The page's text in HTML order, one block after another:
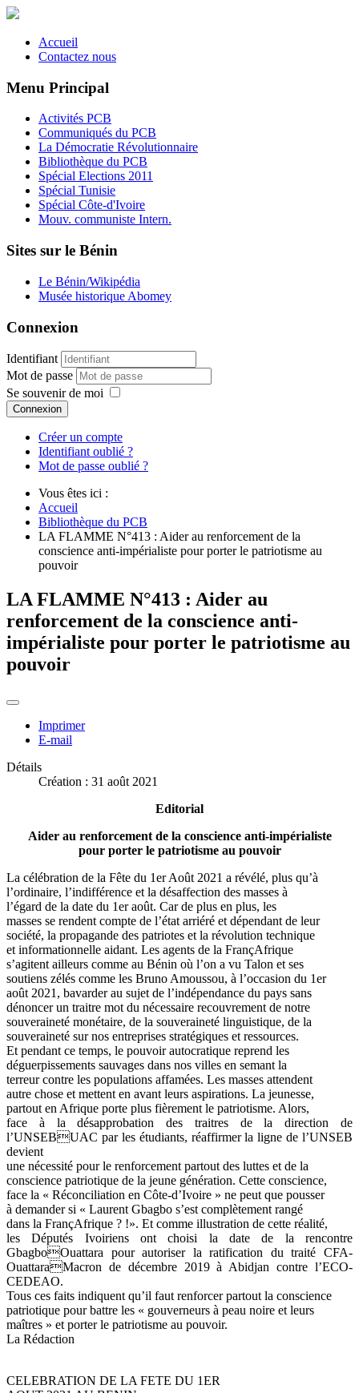
Accueil
Contactez nous
Menu Principal
Activités PCB
Communiqués du PCB
La Démocratie Révolutionnaire
Bibliothèque du PCB
Spécial Elections 2011
Spécial Tunisie
Spécial Côte-d'Ivoire
Mouv. communiste Intern.
Sites sur le Bénin
Le Bénin/Wikipédia
Musée historique Abomey
Connexion
Identifiant
Mot de passe
Se souvenir de moi
Connexion
Créer un compte
Identifiant oublié ?
Mot de passe oublié ?
Vous êtes ici :
Accueil
Bibliothèque du PCB
LA FLAMME N°413 : Aider au renforcement de la
conscience anti-impérialiste pour porter le patriotisme au
pouvoir
LA FLAMME N°413 : Aider au
renforcement de la conscience anti-
impérialiste pour porter le patriotisme au
pouvoir
Imprimer
E-mail
Détails
Création : 31 août 2021
Editorial
Aider au renforcement de la conscience anti-impérialiste
pour porter le patriotisme au pouvoir
La célébration de la Fête du 1er Août 2021 a révélé, plus qu’à
l’ordinaire, l’indifférence et la désaffection des masses à
l’égard de la date du 1er août. Car de plus en plus, les
masses se rendent compte de l’état arriéré et dépendant de leur
société, la propagande des patriotes et la révolution technique
et informationnelle aidant. Les agents de la FrançAfrique
s’agitent ailleurs comme au Bénin où l’on a vu Talon et ses
soutiens zélés comme les Bruno Amoussou, à l’occasion du 1er
août 2021, bavarder au sujet de l’indépendance du pays sans
dénoncer un traitre mot du nécessaire recouvrement de notre
souveraineté monétaire, de la souveraineté linguistique, de la
souveraineté sur nos entreprises stratégiques et ressources.
Et pendant ce temps, le pouvoir autocratique reprend les
déguerpissements sauvages dans nos villes en semant la
terreur contre les populations affamées. Les masses attendent
autre chose et mettent en avant leurs aspirations. La jeunesse,
partout en Afrique porte plus fièrement le patriotisme. Alors,
face à la désapprobation des traitres de la direction de
l’UNSEBUAC par les étudiants, réaffirmer la ligne de l’UNSEB
devient
une nécessité pour le renforcement partout des luttes et de la
conscience patriotique de la jeune génération. Cette conscience,
face la « Réconciliation en Côte-d’Ivoire » ne peut que pousser
à demander si « Laurent Gbagbo s’est complètement rangé
dans la FrançAfrique ? !». Et comme illustration de cette réalité,
les Députés Ivoiriens ont choisi la date de la rencontre
GbagboOuattara pour autoriser la ratification du traité CFA-
OuattaraMacron de décembre 2019 à Abidjan contre l’ECO-
CEDEAO.
Tous ces faits indiquent qu’il faut renforcer partout la conscience
patriotique pour battre les « gouverneurs à peau noire et leurs
maîtres » et porter le patriotisme au pouvoir.
La Rédaction
CELEBRATION DE LA FETE DU 1ER